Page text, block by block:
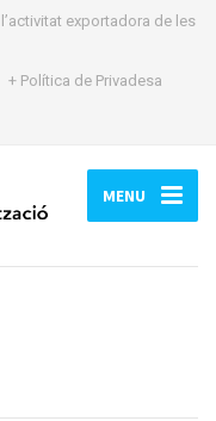
exportadora de les
+ Política de Privadesa
MENU